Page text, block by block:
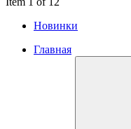
Новинки
Главная